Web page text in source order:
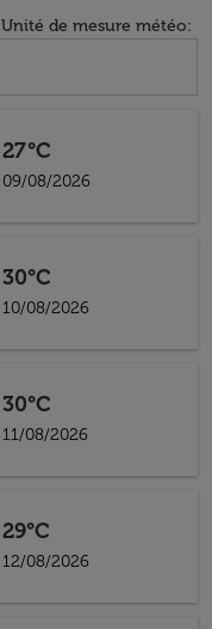
Unité de mesure météo:
27°C
09/08/2026
30°C
10/08/2026
30°C
11/08/2026
29°C
12/08/2026